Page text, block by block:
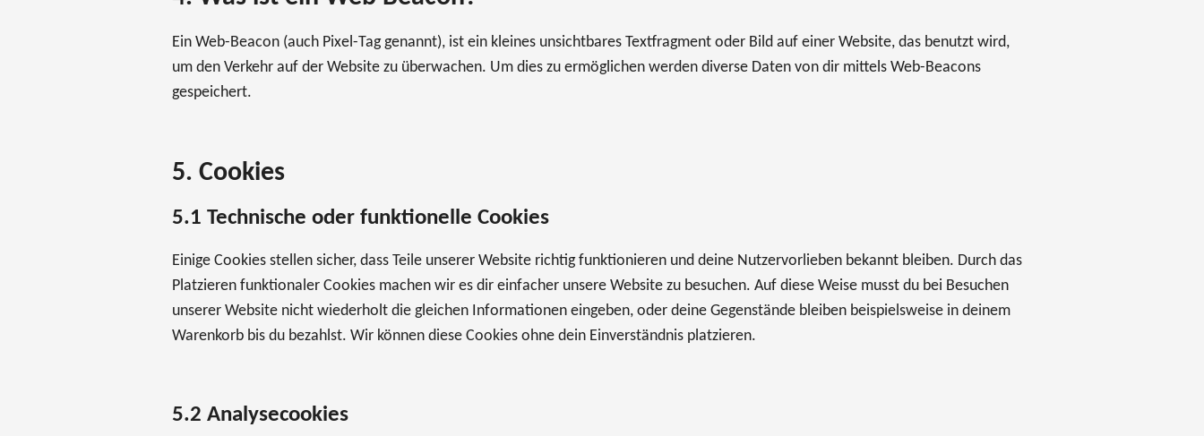
Ein Web-Beacon (auch Pixel-Tag genannt), ist ein kleines unsichtbares Textfragment oder Bild auf einer Website, das benutzt wird,
um den Verkehr auf der Website zu überwachen. Um dies zu ermöglichen werden diverse Daten von dir mittels Web-Beacons
gespeichert.
5. Cookies
5.1 Technische oder funktionelle Cookies
Einige Cookies stellen sicher, dass Teile unserer Website richtig funktionieren und deine Nutzervorlieben bekannt bleiben. Durch das
Platzieren funktionaler Cookies machen wir es dir einfacher unsere Website zu besuchen. Auf diese Weise musst du bei Besuchen
unserer Website nicht wiederholt die gleichen Informationen eingeben, oder deine Gegenstände bleiben beispielsweise in deinem
Warenkorb bis du bezahlst. Wir können diese Cookies ohne dein Einverständnis platzieren.
5.2 Analysecookies